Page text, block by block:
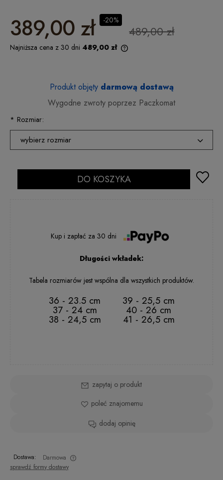
389,00 zł 489,00 zł
-20%
Najniższa cena z 30 dni 489,00 zł
Produkt objętydarmową dostawą
Wygodne zwroty poprzez Paczkomat
* Rozmiar:
wybierz rozmiar
2 - 5 dni rob.
2 - 5 dni rob.
DO KOSZYKA
Kup i zapłać za30 dni
Długości wkładek:
Tabela rozmiarów jest wspólna dla wszystkich produktów.
36 - 23.5 cm
37 - 24 cm
38 - 24,5 cm
39 - 25,5 cm
40 - 26 cm
41 - 26,5 cm
zapytaj o produkt
poleć znajomemu
dodaj opinię
Dostawa:
Darmowa
sprawdź formy dostawy